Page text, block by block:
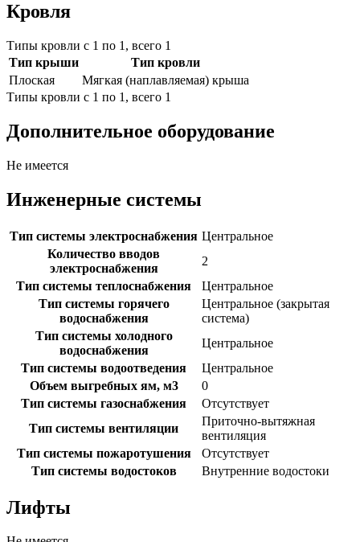
Кровля
Типы кровли с 1 по 1, всего 1
Тип крыши
Тип кровли
Плоская
Мягкая (наплавляемая) крыша
Типы кровли с 1 по 1, всего 1
Дополнительное оборудование
Не имеется
Инженерные системы
Тип системы электроснабжения Центральное
Количество вводов
электроснабжения
2
Тип системы теплоснабжения
Центральное
Тип системы горячего
водоснабжения
Центральное (закрытая
система)
Тип системы холодного
водоснабжения
Центральное
Тип системы водоотведения
Центральное
Объем выгребных ям, м3
0
Тип системы газоснабжения
Отсутствует
Тип системы вентиляции
Приточно-вытяжная
вентиляция
Тип системы пожаротушения
Отсутствует
Тип системы водостоков
Внутренние водостоки
Лифты